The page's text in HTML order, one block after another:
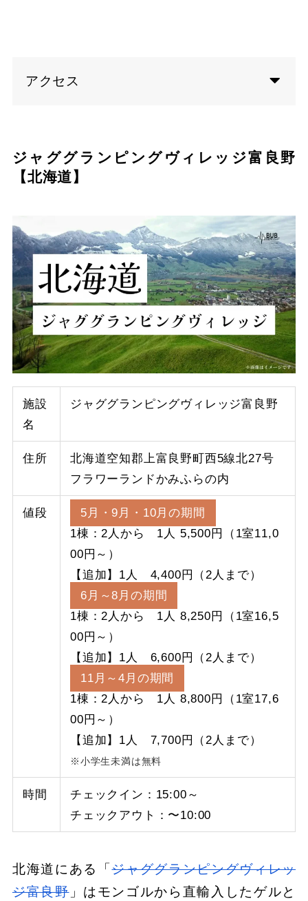
アクセス
ジャググランピングヴィレッジ富良野
【北海道】
施設
名
ジャググランピングヴィレッジ富良野
住所
北海道空知郡上富良野町西5線北27号
フラワーランドかみふらの内
値段
5月・9月・10月の期間
1棟：2人から 1人 5,500円（1室11,0
00円～）
【追加】1人 4,400円（2人まで）
6月～8月の期間
1棟：2人から 1人 8,250円（1室16,5
00円～）
【追加】1人 6,600円（2人まで）
11月～4月の期間
1棟：2人から 1人 8,800円（1室17,6
00円～）
【追加】1人 7,700円（2人まで）
※小学生未満は無料
時間
チェックイン：15:00～
チェックアウト：〜10:00
北海道にある「ジャググランピングヴィレッ
ジ富良野」はモンゴルから直輸入したゲルと